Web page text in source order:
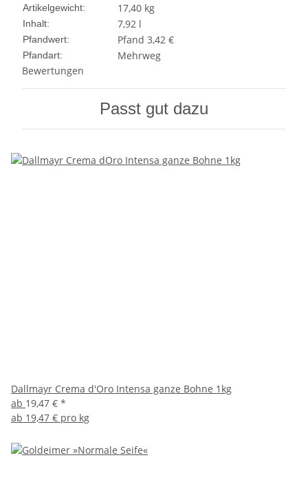
Artikelgewicht: 17,40 kg
Inhalt: 7,92 l
Pfandwert: Pfand 3,42 €
Pfandart:
Mehrweg
Bewertungen
Passt gut dazu
Dallmayr Crema d'Oro Intensa ganze Bohne 1kg
ab 19,47 € *
ab 19,47 € pro kg